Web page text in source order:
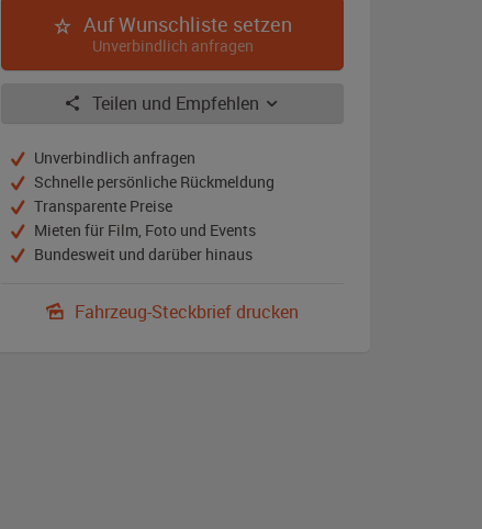
weiß
Auf Wunschliste setzen
Unverbindlich anfragen
Teilen und Empfehlen
Unverbindlich anfragen
Schnelle persönliche Rückmeldung
Transparente Preise
Mieten für Film, Foto und Events
Bundesweit und darüber hinaus
Fahrzeug-Steckbrief drucken